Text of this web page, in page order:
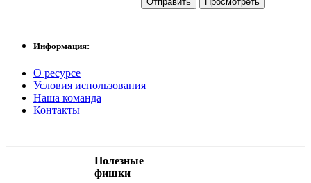
Информация:
О ресурсе
Условия использования
Наша команда
Контакты
Полезные
фишки